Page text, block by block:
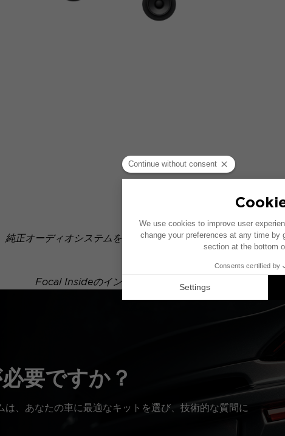
純正オーディオシステムを搭載した車両を基に作成されてい
の配置が異なること
Focal Insideのインストールは対応製品の提案です。各
要ですか？
は、あなたの車に最適なキットを選び、技術的な質問に